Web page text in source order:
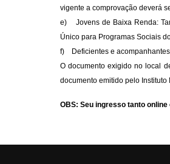
vigente a comprovação deverá
e) Jovens de Baixa Renda:
Único para Programas Sociais
f) Deficientes e
O documento exigido no local
documento emitido pelo
OBS: Seu ingresso tanto